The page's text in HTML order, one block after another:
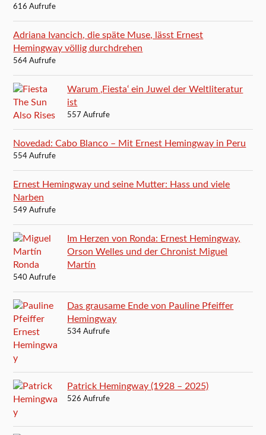
616 Aufrufe
Adriana Ivancich, die späte Muse, lässt Ernest
Hemingway völlig durchdrehen
564 Aufrufe
Warum ‚Fiesta‘ ein Juwel der Weltliteratur
ist
557 Aufrufe
Novedad: Cabo Blanco – Mit Ernest Hemingway in Peru
554 Aufrufe
Ernest Hemingway und seine Mutter: Hass und viele
Narben
549 Aufrufe
Im Herzen von Ronda: Ernest Hemingway,
Orson Welles und der Chronist Miguel
Martín
540 Aufrufe
Das grausame Ende von Pauline Pfeiffer
Hemingway
534 Aufrufe
Patrick Hemingway (1928 – 2025)
526 Aufrufe